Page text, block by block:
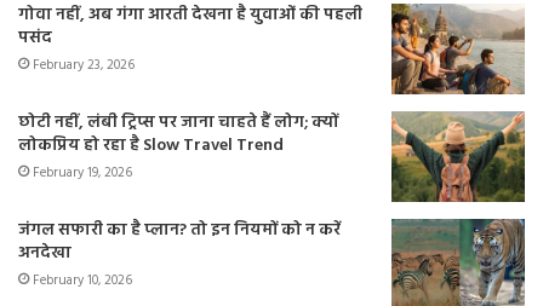
गोवा नहीं, अब गंगा आरती देखना है युवाओं की पहली
पसंद
February 23, 2026
छोटी नहीं, लंबी ट्रिप्स पर जाना चाहते हैं लोग; क्यों
लोकप्रिय हो रहा है Slow Travel Trend
February 19, 2026
जंगल सफारी का है प्लान? तो इन नियमों को न करें
अनदेखा
February 10, 2026